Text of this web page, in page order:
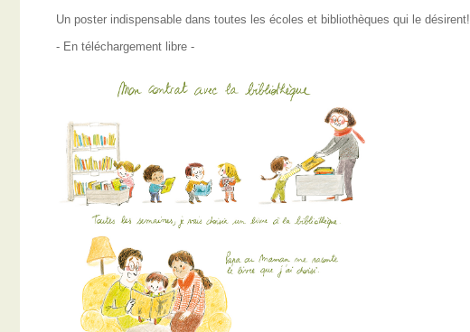
Un poster indispensable dans toutes les écoles et bibliothèques qui le désirent!
- En téléchargement libre -